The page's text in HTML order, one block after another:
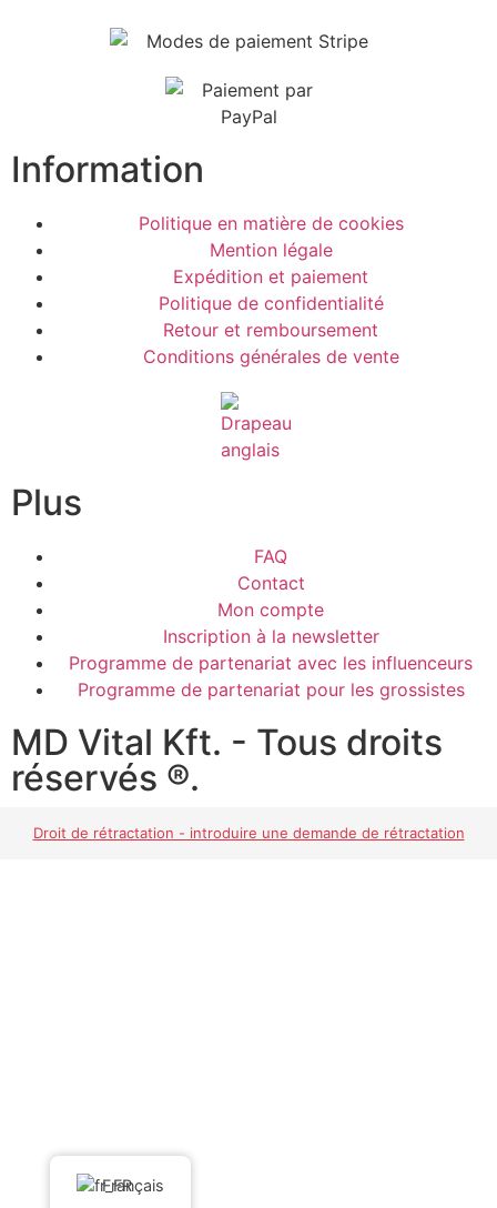
Information
Politique en matière de cookies
Mention légale
Expédition et paiement
Politique de confidentialité
Retour et remboursement
Conditions générales de vente
Plus
FAQ
Contact
Mon compte
Inscription à la newsletter
Programme de partenariat avec les influenceurs
Programme de partenariat pour les grossistes
MD Vital Kft. - Tous droits
réservés ®.
Français
Droit de rétractation - introduire une demande de rétractation